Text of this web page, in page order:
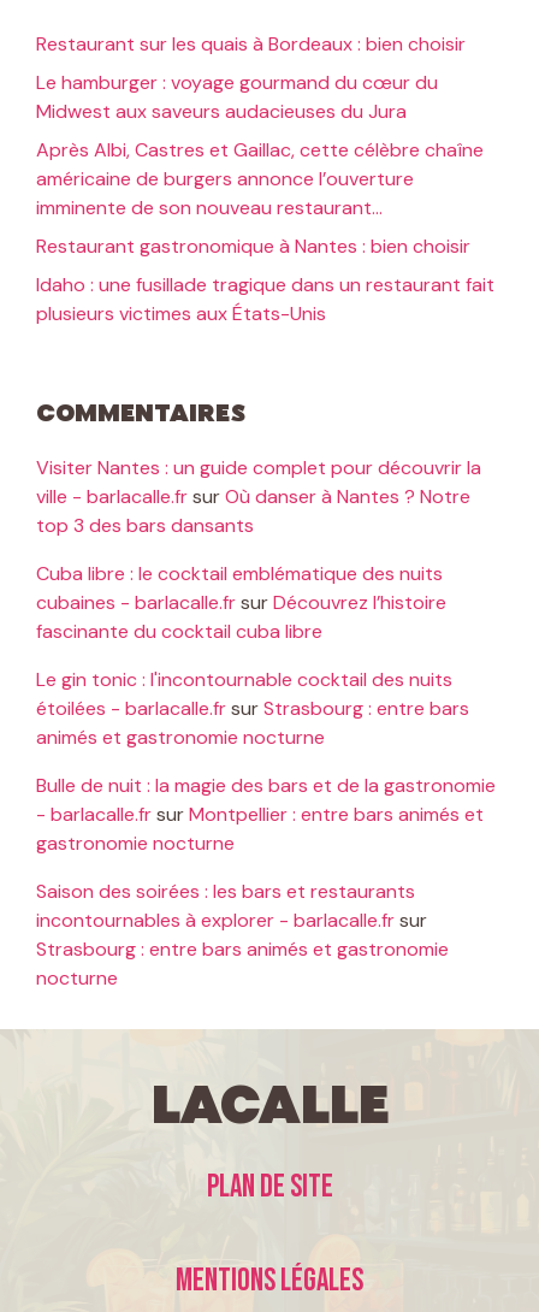
Restaurant sur les quais à Bordeaux : bien choisir
Le hamburger : voyage gourmand du cœur du
Midwest aux saveurs audacieuses du Jura
Après Albi, Castres et Gaillac, cette célèbre chaîne
américaine de burgers annonce l’ouverture
imminente de son nouveau restaurant…
Restaurant gastronomique à Nantes : bien choisir
Idaho : une fusillade tragique dans un restaurant fait
plusieurs victimes aux États-Unis
Commentaires
Visiter Nantes : un guide complet pour découvrir la
ville - barlacalle.frsurOù danser à Nantes ? Notre
top 3 des bars dansants
Cuba libre : le cocktail emblématique des nuits
cubaines - barlacalle.frsurDécouvrez l’histoire
fascinante du cocktail cuba libre
Le gin tonic : l'incontournable cocktail des nuits
étoilées - barlacalle.frsurStrasbourg : entre bars
animés et gastronomie nocturne
Bulle de nuit : la magie des bars et de la gastronomie
- barlacalle.frsurMontpellier : entre bars animés et
gastronomie nocturne
Saison des soirées : les bars et restaurants
incontournables à explorer - barlacalle.frsur
Strasbourg : entre bars animés et gastronomie
nocturne
LaCalle
Plan de site
Mentions légales